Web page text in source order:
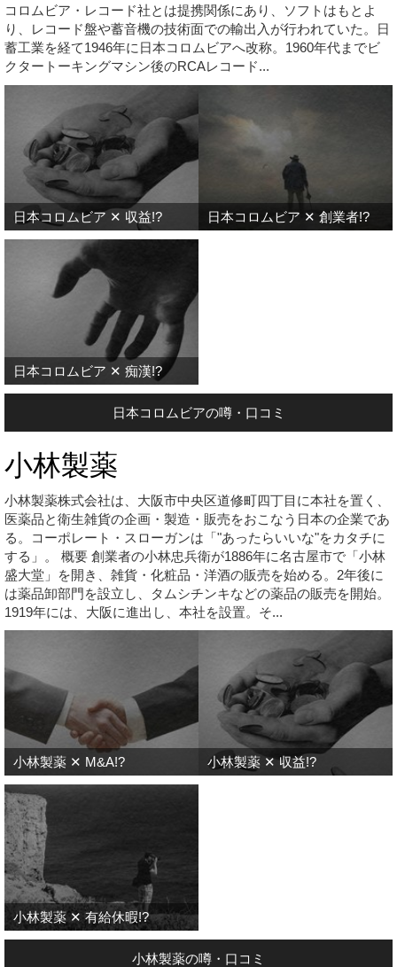
コロムビア・レコード社とは提携関係にあり、ソフトはもとよ
り、レコード盤や蓄音機の技術面での輸出入が行われていた。日
蓄工業を経て1946年に日本コロムビアへ改称。1960年代までビ
クタートーキングマシン後のRCAレコード...
日本コロムビア ✕ 収益!? 日本コロムビア ✕ 創業者!?
日本コロムビア ✕ 痴漢!?
日本コロムビアの噂・口コミ
小林製薬
小林製薬株式会社は、大阪市中央区道修町四丁目に本社を置く、
医薬品と衛生雑貨の企画・製造・販売をおこなう日本の企業であ
る。コーポレート・スローガンは「"あったらいいな"をカタチに
する」。 概要 創業者の小林忠兵衛が1886年に名古屋市で「小林
盛大堂」を開き、雑貨・化粧品・洋酒の販売を始める。2年後に
は薬品卸部門を設立し、タムシチンキなどの薬品の販売を開始。
1919年には、大阪に進出し、本社を設置。そ...
小林製薬 ✕ M&A!? 小林製薬 ✕ 収益!?
小林製薬 ✕ 有給休暇!?
小林製薬の噂・口コミ